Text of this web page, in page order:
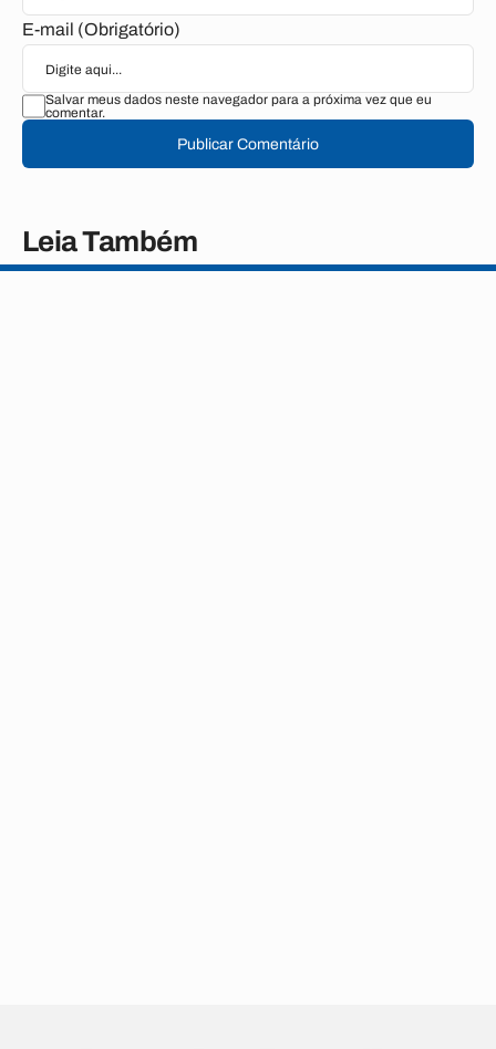
E-mail (Obrigatório)
Salvar meus dados neste navegador para a próxima vez que eu
comentar.
Publicar Comentário
Leia Também